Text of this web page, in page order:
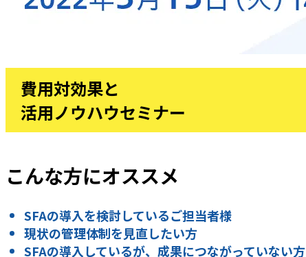
費用対効果と
活用ノウハウセミナー
こんな方にオススメ
SFAの導入を検討しているご担当者様
現状の管理体制を見直したい方
SFAの導入しているが、成果につながっていない方